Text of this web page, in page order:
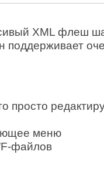
XML флеш
поддерживает
просто
меню
файлов